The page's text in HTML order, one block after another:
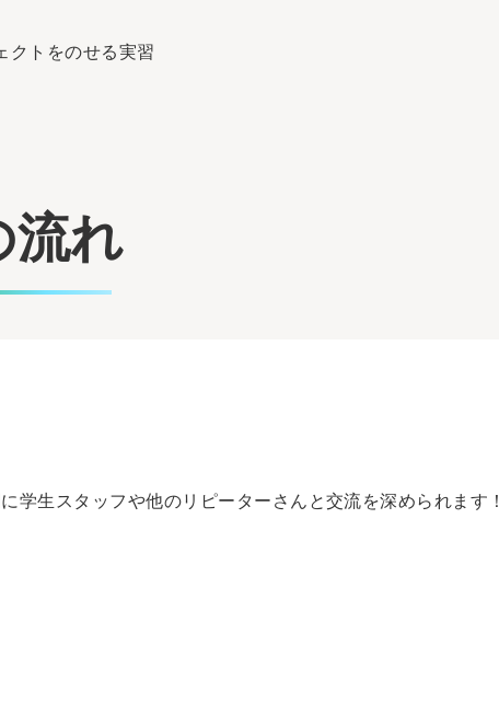
クトをのせる実習
流れ
学生スタッフや他のリピーターさんと交流を深められます！